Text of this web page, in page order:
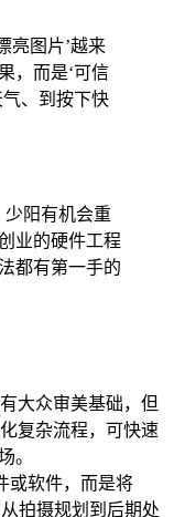
亮图片’越来
，而是‘可信
、到按下快
少阳有机会重
业的硬件工程
都有第一手的
大众审美基础，但
复杂流程，可快速
。
或软件，而是将
拍摄规划到后期处